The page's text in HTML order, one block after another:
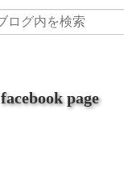
facebook page